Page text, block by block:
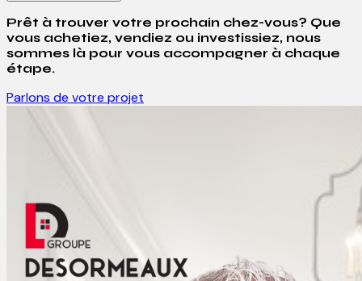
Prêt à trouver votre prochain chez-vous? Que
vous achetiez, vendiez ou investissiez, nous
sommes là pour vous accompagner à chaque
étape.
Parlons de votre projet